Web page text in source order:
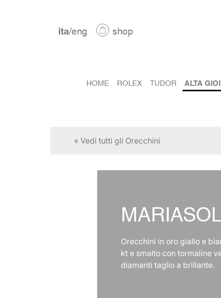
ita/eng shop
HOME ROLEX TUDOR ALTA
« Vedi tutti gli Orecchini
Orecchini in oro giallo e
kt e smalto con tormaline
diamanti taglio a brillante.